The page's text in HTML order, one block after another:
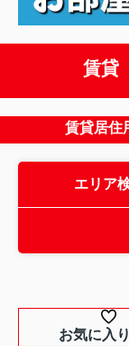
賃貸
賃貸居住
エリア
お気に入